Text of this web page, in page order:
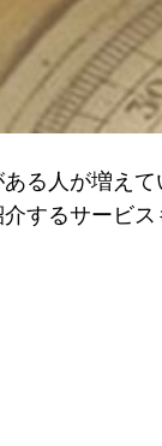
る人が増え
するサービス